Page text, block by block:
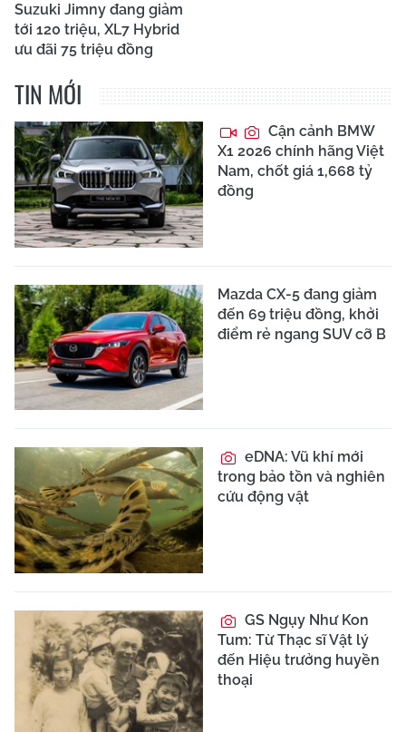
Suzuki Jimny đang giảm
tới 120 triệu, XL7 Hybrid
ưu đãi 75 triệu đồng
TIN MỚI
Cận cảnh BMW
X1 2026 chính hãng Việt
Nam, chốt giá 1,668 tỷ
đồng
Mazda CX-5 đang giảm
đến 69 triệu đồng, khởi
điểm rẻ ngang SUV cỡ B
eDNA: Vũ khí mới
trong bảo tồn và nghiên
cứu động vật
GS Ngụy Như Kon
Tum: Từ Thạc sĩ Vật lý
đến Hiệu trưởng huyền
thoại